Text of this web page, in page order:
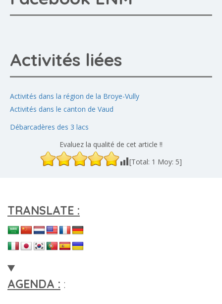
Activités liées
Activités dans la région de la Broye-Vully
Activités dans le canton de Vaud
Débarcadères des 3 lacs
Evaluez la qualité de cet article !!
[Total: 1 Moy: 5]
TRANSLATE :
AGENDA : :